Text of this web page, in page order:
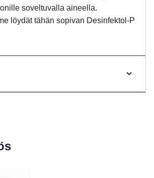
soveltuvalla aineella.
löydät tähän sopivan Desinfektol-P